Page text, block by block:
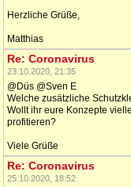
Herzliche Grüße,
Matthias
Re: Coronavirus
23.10.2020, 21:35
@Düs @Sven E
Welche zusätzliche
Wollt ihr eure Konzepte
profitieren?
Viele Grüße
Re: Coronavirus
25.10.2020, 18:52